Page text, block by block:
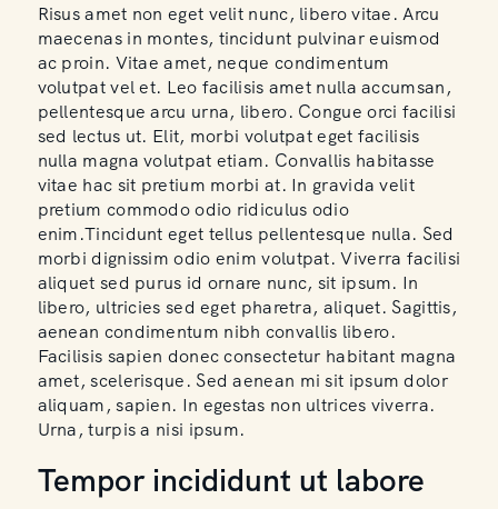
Risus amet non eget velit nunc, libero vitae. Arcu
maecenas in montes, tincidunt pulvinar euismod
ac proin. Vitae amet, neque condimentum
volutpat vel et. Leo facilisis amet nulla accumsan,
pellentesque arcu urna, libero. Congue orci facilisi
sed lectus ut. Elit, morbi volutpat eget facilisis
nulla magna volutpat etiam. Convallis habitasse
vitae hac sit pretium morbi at. In gravida velit
pretium commodo odio ridiculus odio
enim.Tincidunt eget tellus pellentesque nulla. Sed
morbi dignissim odio enim volutpat. Viverra facilisi
aliquet sed purus id ornare nunc, sit ipsum. In
libero, ultricies sed eget pharetra, aliquet. Sagittis,
aenean condimentum nibh convallis libero.
Facilisis sapien donec consectetur habitant magna
amet, scelerisque. Sed aenean mi sit ipsum dolor
aliquam, sapien. In egestas non ultrices viverra.
Urna, turpis a nisi ipsum.
Tempor incididunt ut labore